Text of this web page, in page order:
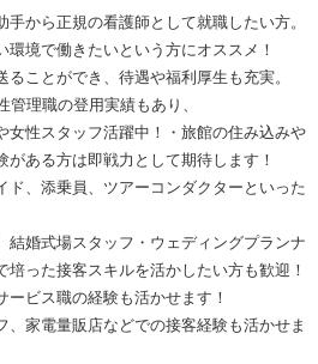
手から正規の看護師として就職したい方。
境で働きたいという方にオススメ！
ことができ、待遇や福利厚生も充実。
理職の登用実績もあり、
女性スタッフ活躍中！・旅館の住み込みや
がある方は即戦力として期待します！
ド、添乗員、ツアーコンダクターといった
結婚式場スタッフ・ウェディングプランナ
った接客スキルを活かしたい方も歓迎！
ービス職の経験も活かせます！
、家電量販店などでの接客経験も活かせま